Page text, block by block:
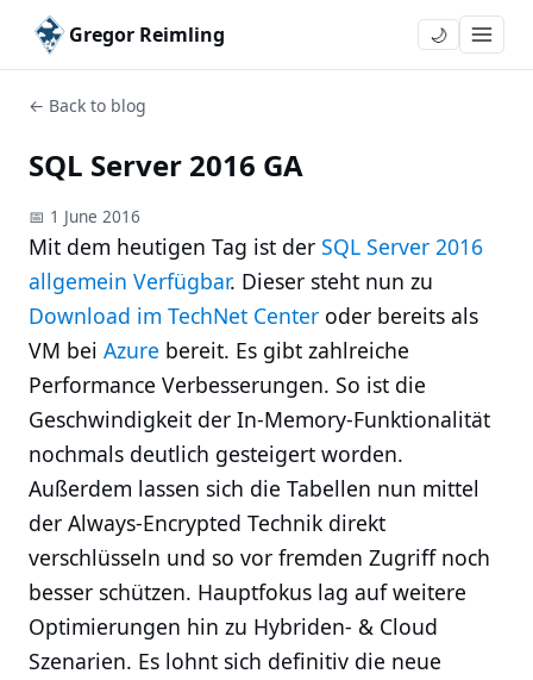
Gregor Reimling 🌙
← Back to blog
SQL Server 2016 GA
📅 1 June 2016
Mit dem heutigen Tag ist der SQL Server 2016
allgemein Verfügbar. Dieser steht nun zu
Download im TechNet Center oder bereits als
VM bei Azure bereit. Es gibt zahlreiche
Performance Verbesserungen. So ist die
Geschwindigkeit der In-Memory-Funktionalität
nochmals deutlich gesteigert worden.
Außerdem lassen sich die Tabellen nun mittel
der Always-Encrypted Technik direkt
verschlüsseln und so vor fremden Zugriff noch
besser schützen. Hauptfokus lag auf weitere
Optimierungen hin zu Hybriden- & Cloud
Szenarien. Es lohnt sich definitiv die neue